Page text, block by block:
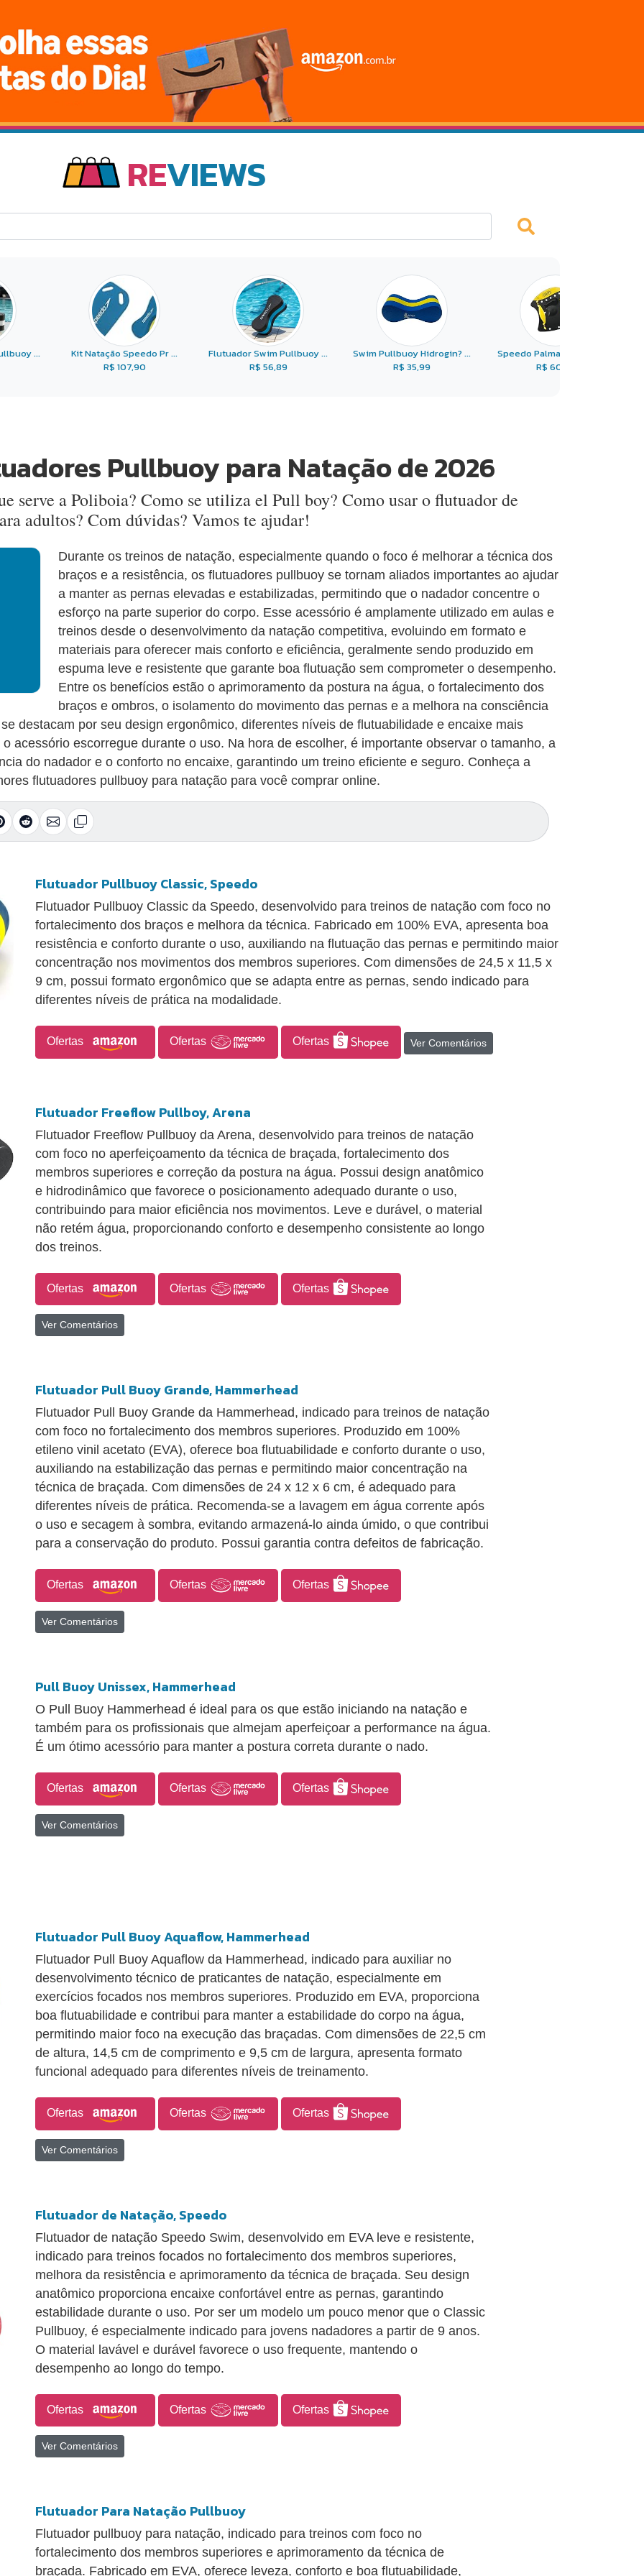
REVIEWS
...
Kit Natação Speedo Pr ...
R$ 107,90
Flutuador Swim Pullbuoy ...
R$ 56,89
Swim Pullbuoy Hidrogin? ...
R$ 35,99
Speedo Palmar de Nataç ...
R$ 60,99
Pullbuoy para Natação de 2026
serve a Poliboia? Como se utiliza el Pull boy? Como usar o flutuador de
adultos? Com dúvidas? Vamos te ajudar!
Durante os treinos de natação, especialmente quando o foco é melhorar a técnica dos
braços e a resistência, os flutuadores pullbuoy se tornam aliados importantes ao ajudar
a manter as pernas elevadas e estabilizadas, permitindo que o nadador concentre o
esforço na parte superior do corpo. Esse acessório é amplamente utilizado em aulas e
treinos desde o desenvolvimento da natação competitiva, evoluindo em formato e
materiais para oferecer mais conforto e eficiência, geralmente sendo produzido em
espuma leve e resistente que garante boa flutuação sem comprometer o desempenho.
Entre os benefícios estão o aprimoramento da postura na água, o fortalecimento dos
braços e ombros, o isolamento do movimento das pernas e a melhora na consciência
destacam por seu design ergonômico, diferentes níveis de flutuabilidade e encaixe mais
acessório escorregue durante o uso. Na hora de escolher, é importante observar o tamanho, a
do nadador e o conforto no encaixe, garantindo um treino eficiente e seguro. Conheça a
flutuadores pullbuoy para natação para você comprar online.
Flutuador Pullbuoy Classic, Speedo
Flutuador Pullbuoy Classic da Speedo, desenvolvido para treinos de natação com foco no
fortalecimento dos braços e melhora da técnica. Fabricado em 100% EVA, apresenta boa
resistência e conforto durante o uso, auxiliando na flutuação das pernas e permitindo maior
concentração nos movimentos dos membros superiores. Com dimensões de 24,5 x 11,5 x
9 cm, possui formato ergonômico que se adapta entre as pernas, sendo indicado para
diferentes níveis de prática na modalidade.
Ofertas Ofertas Ofertas Ver Comentários
Flutuador Freeflow Pullboy, Arena
Flutuador Freeflow Pullbuoy da Arena, desenvolvido para treinos de natação
com foco no aperfeiçoamento da técnica de braçada, fortalecimento dos
membros superiores e correção da postura na água. Possui design anatômico
e hidrodinâmico que favorece o posicionamento adequado durante o uso,
contribuindo para maior eficiência nos movimentos. Leve e durável, o material
não retém água, proporcionando conforto e desempenho consistente ao longo
dos treinos.
Ofertas Ofertas Ofertas
Ver Comentários
Flutuador Pull Buoy Grande, Hammerhead
Flutuador Pull Buoy Grande da Hammerhead, indicado para treinos de natação
com foco no fortalecimento dos membros superiores. Produzido em 100%
etileno vinil acetato (EVA), oferece boa flutuabilidade e conforto durante o uso,
auxiliando na estabilização das pernas e permitindo maior concentração na
técnica de braçada. Com dimensões de 24 x 12 x 6 cm, é adequado para
diferentes níveis de prática. Recomenda-se a lavagem em água corrente após
o uso e secagem à sombra, evitando armazená-lo ainda úmido, o que contribui
para a conservação do produto. Possui garantia contra defeitos de fabricação.
Ofertas Ofertas Ofertas
Ver Comentários
Pull Buoy Unissex, Hammerhead
O Pull Buoy Hammerhead é ideal para os que estão iniciando na natação e
também para os profissionais que almejam aperfeiçoar a performance na água.
É um ótimo acessório para manter a postura correta durante o nado.
Ofertas Ofertas Ofertas
Ver Comentários
Flutuador Pull Buoy Aquaflow, Hammerhead
Flutuador Pull Buoy Aquaflow da Hammerhead, indicado para auxiliar no
desenvolvimento técnico de praticantes de natação, especialmente em
exercícios focados nos membros superiores. Produzido em EVA, proporciona
boa flutuabilidade e contribui para manter a estabilidade do corpo na água,
permitindo maior foco na execução das braçadas. Com dimensões de 22,5 cm
de altura, 14,5 cm de comprimento e 9,5 cm de largura, apresenta formato
funcional adequado para diferentes níveis de treinamento.
Ofertas Ofertas Ofertas
Ver Comentários
Flutuador de Natação, Speedo
Flutuador de natação Speedo Swim, desenvolvido em EVA leve e resistente,
indicado para treinos focados no fortalecimento dos membros superiores,
melhora da resistência e aprimoramento da técnica de braçada. Seu design
anatômico proporciona encaixe confortável entre as pernas, garantindo
estabilidade durante o uso. Por ser um modelo um pouco menor que o Classic
Pullbuoy, é especialmente indicado para jovens nadadores a partir de 9 anos.
O material lavável e durável favorece o uso frequente, mantendo o
desempenho ao longo do tempo.
Ofertas Ofertas Ofertas
Ver Comentários
Flutuador Para Natação Pullbuoy
Flutuador pullbuoy para natação, indicado para treinos com foco no
fortalecimento dos membros superiores e aprimoramento da técnica de
braçada. Fabricado em EVA, oferece leveza, conforto e boa flutuabilidade,